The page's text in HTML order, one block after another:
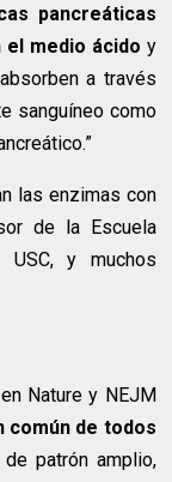
pancreáticas
medio ácido y
a través
sanguíneo como
las enzimas con
de la Escuela
USC, y muchos
Nature y NEJM
común de todos
patrón amplio,